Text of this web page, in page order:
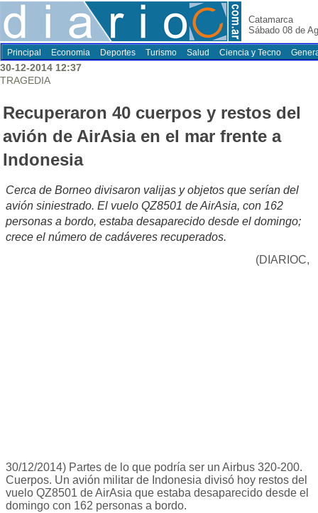
Catamarca
Sábado 08 de
Principal Economia Deportes Turismo Salud Ciencia y Tecno
30-12-2014 12:37
TRAGEDIA
Recuperaron 40 cuerpos y restos del
avión de AirAsia en el mar frente a
Indonesia
Cerca de Borneo divisaron valijas y objetos que serían del
avión siniestrado. El vuelo QZ8501 de AirAsia, con 162
personas a bordo, estaba desaparecido desde el domingo;
crece el número de cadáveres recuperados.
(DIARIOC,
30/12/2014) Partes de lo que podría ser un Airbus 320-200.
Cuerpos. Un avión militar de Indonesia divisó hoy restos del
vuelo QZ8501 de AirAsia que estaba desaparecido desde el
domingo con 162 personas a bordo.